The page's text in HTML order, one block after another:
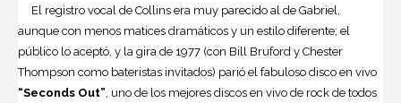
El registro vocal de Collins era muy parecido al de Gabriel,
aunque con menos matices dramáticos y un estilo diferente; el
público lo aceptó, y la gira de 1977 (con Bill Bruford y Chester
Thompson como bateristas invitados) parió el fabuloso disco en vivo
“Seconds Out” , uno de los mejores discos en vivo de rock de todos